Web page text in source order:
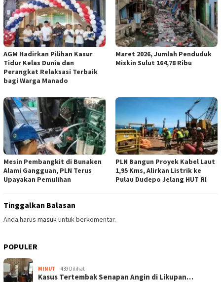
AGM Hadirkan Pilihan Kasur
Tidur Kelas Dunia dan
Perangkat Relaksasi Terbaik
bagi Warga Manado
Maret 2026, Jumlah Penduduk
Miskin Sulut 164,78 Ribu
Mesin Pembangkit di Bunaken
Alami Gangguan, PLN Terus
Upayakan Pemulihan
PLN Bangun Proyek Kabel Laut
1,95 Kms, Alirkan Listrik ke
Pulau Dudepo Jelang HUT RI
Tinggalkan Balasan
Anda harus masukuntuk berkomentar.
POPULER
MINUT 439 Dilihat
Kasus Tertembak Senapan Angin di Likupan…